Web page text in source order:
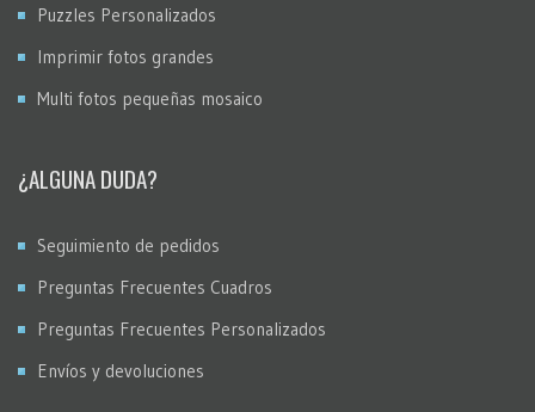
Puzzles Personalizados
Imprimir fotos grandes
Multi fotos pequeñas mosaico
¿ALGUNA DUDA?
Seguimiento de pedidos
Preguntas Frecuentes Cuadros
Preguntas Frecuentes Personalizados
Envíos y devoluciones